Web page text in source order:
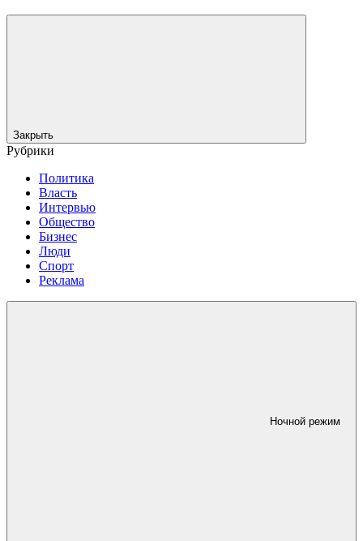
Закрыть
Рубрики
Политика
Власть
Интервью
Общество
Бизнес
Люди
Спорт
Реклама
Ночной режим